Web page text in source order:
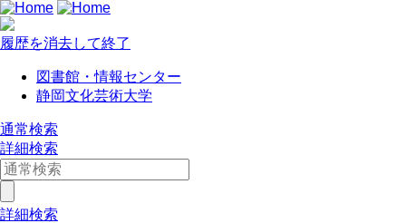
履歴を消去して終了
図書館・情報センター
静岡文化芸術大学
通常検索
詳細検索
詳細検索